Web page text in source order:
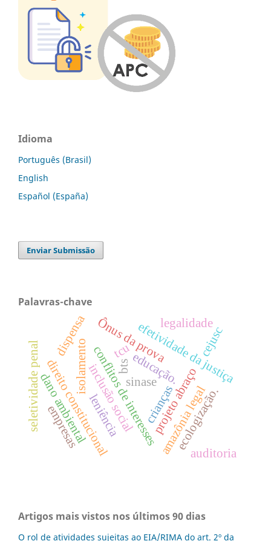
Idioma
Português (Brasil)
English
Español (España)
Enviar Submissão
Palavras-chave
direito constitucional
isolamentoinclusão socialeducação.
projeto abraço
efetividade da justiça
cejusc
conflitos de interessescrianças
sinase
amazônia legal
dano ambiental ecologização.
Ônus da prova
seletividade penal bts
dispensa legalidade
auditoria
leniência
empresas
tcu
Artigos mais vistos nos últimos 90 dias
O rol de atividades sujeitas ao EIA/RIMA do art. 2º da